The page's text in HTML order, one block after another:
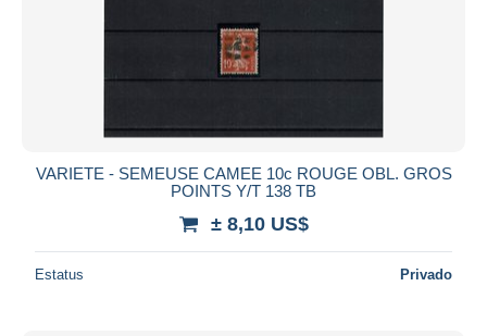
VARIETE - SEMEUSE CAMEE 10c ROUGE OBL. GROS
POINTS Y/T 138 TB
± 8,10 US$
Estatus Privado